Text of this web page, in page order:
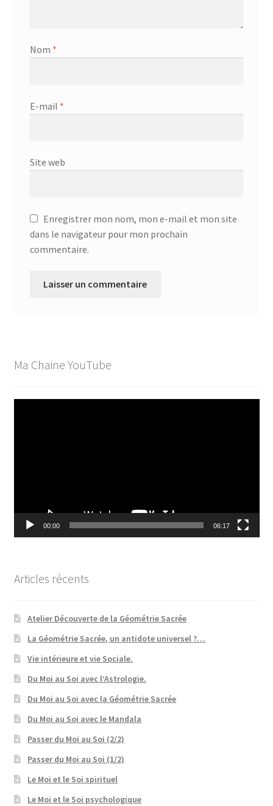
Nom *
E-mail *
Site web
Enregistrer mon nom, mon e-mail et mon site
dans le navigateur pour mon prochain
commentaire.
Ma Chaine YouTube
00:00 06:17
Articles récents
Atelier Découverte de la Géométrie Sacrée
La Géométrie Sacrée, un antidote universel ?…
Vie intérieure et vie Sociale.
Du Moi au Soi avec l’Astrologie.
Du Moi au Soi avec la Géométrie Sacrée
Du Moi au Soi avec le Mandala
Passer du Moi au Soi (2/2)
Passer du Moi au Soi (1/2)
Le Moi et le Soi spirituel
Le Moi et le Soi psychologique